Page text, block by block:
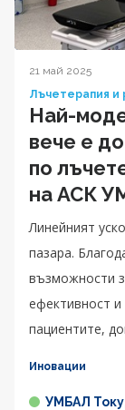
21 май 2025
Лъчетерапия и
Най-
вече е
по
на АСК
Линейният
пазара.
възможности
ефективност и
пациентите,
Иновации
УМБАЛ